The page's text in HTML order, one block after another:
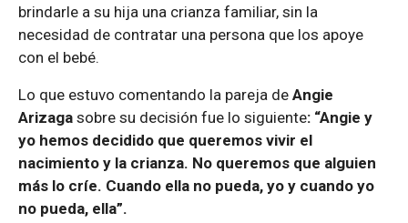
brindarle a su hija una crianza familiar, sin la
necesidad de contratar una persona que los apoye
con el bebé.
Lo que estuvo comentando la pareja de Angie
Arizaga sobre su decisión fue lo siguiente: “Angie y
yo hemos decidido que queremos vivir el
nacimiento y la crianza. No queremos que alguien
más lo críe. Cuando ella no pueda, yo y cuando yo
no pueda, ella”.